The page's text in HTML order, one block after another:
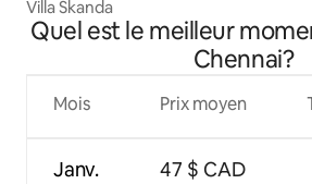
Villa Skanda
Quel est le meilleur
Chennai?
Mois
Janv.
Prix moyen
47 $ CAD